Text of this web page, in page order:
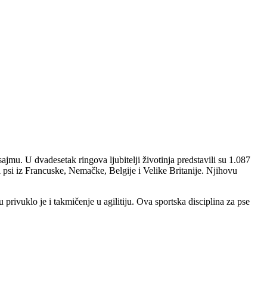
U dvadesetak ringova ljubitelji životinja predstavili su 1.087
iz Francuske, Nemačke, Belgije i Velike Britanije. Njihovu
je i takmičenje u agilitiju. Ova sportska disciplina za pse